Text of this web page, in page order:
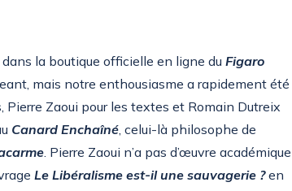
dans la boutique officielle en ligne du Figaro
mais notre enthousiasme a rapidement été
Pierre Zaoui pour les textes et Romain Dutreix
Canard Enchaîné , celui-là philosophe de
. Pierre Zaoui n’a pas d’œuvre académique
Le Libéralisme est-il une sauvagerie ?en